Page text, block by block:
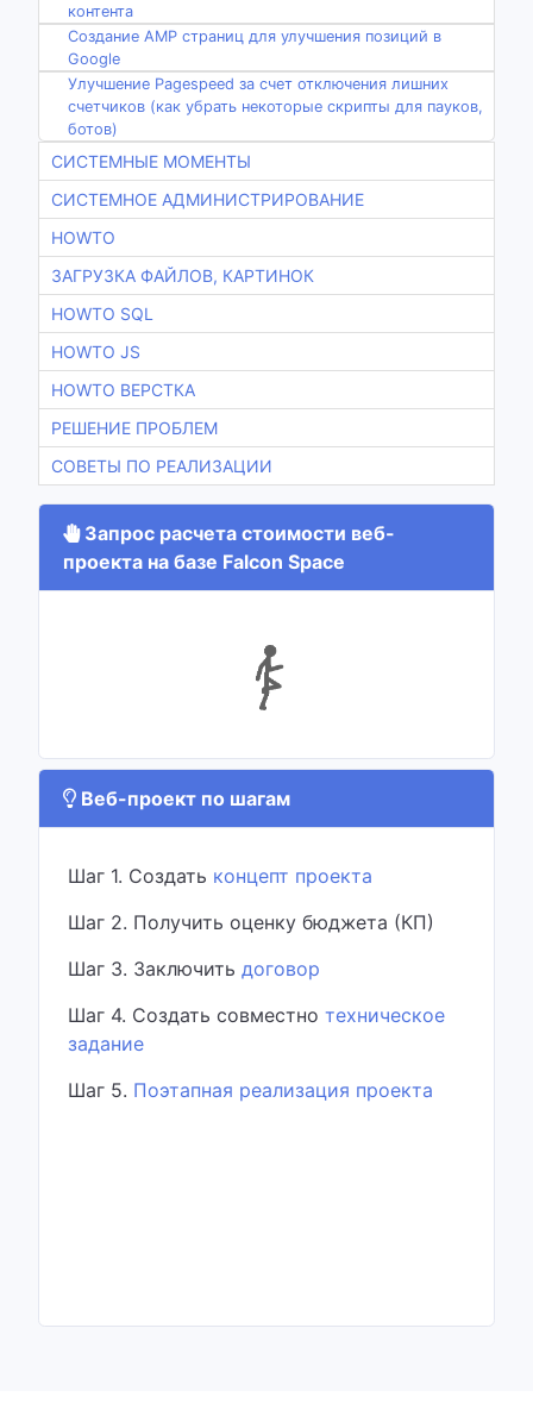
контента
Создание AMP страниц для улучшения позиций в
Google
Улучшение Pagespeed за счет отключения лишних
счетчиков (как убрать некоторые скрипты для пауков,
ботов)
СИСТЕМНЫЕ МОМЕНТЫ
СИСТЕМНОЕ АДМИНИСТРИРОВАНИЕ
HOWTO
ЗАГРУЗКА ФАЙЛОВ, КАРТИНОК
HOWTO SQL
HOWTO JS
HOWTO ВЕРСТКА
РЕШЕНИЕ ПРОБЛЕМ
СОВЕТЫ ПО РЕАЛИЗАЦИИ
Запрос расчета стоимости веб-
проекта на базе Falcon Space
Веб-проект по шагам
Шаг 1. Создать концепт проекта
Шаг 2. Получить оценку бюджета (КП)
Шаг 3. Заключить договор
Шаг 4. Создать совместно техническое
задание
Шаг 5. Поэтапная реализация проекта